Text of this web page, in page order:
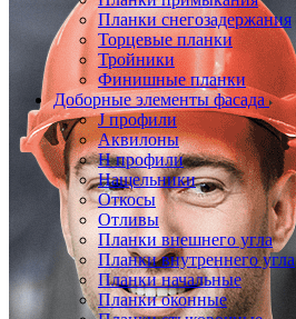
Планки снегозадержания
Торцевые планки
Тройники
Финишные планки
Доборные элементы фасада
J профили
Аквилоны
Н профили
Нащельники
Откосы
Отливы
Планки внешнего угла
Планки внутреннего угла
Планки начальные
Планки оконные